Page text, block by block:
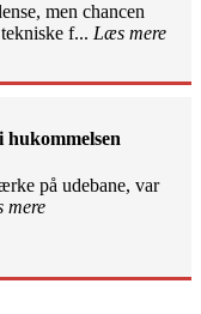
men chancen
f... Læs mere
på udebane, var
mere